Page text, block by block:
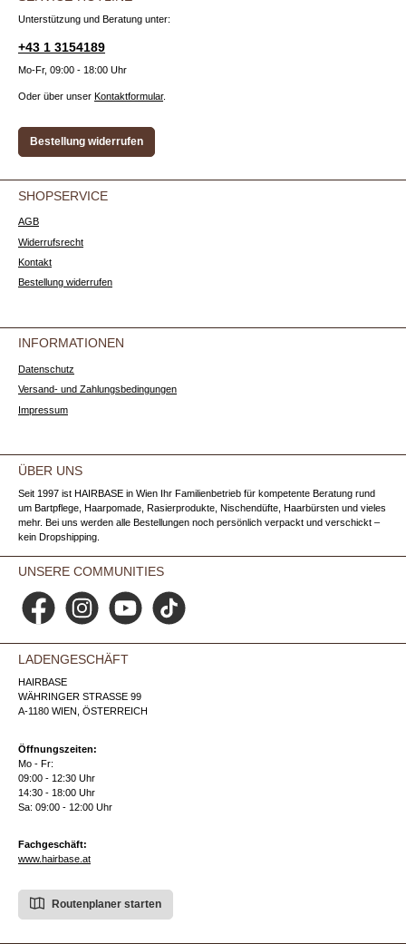
Unterstützung und Beratung unter:
+43 1 3154189
Mo-Fr, 09:00 - 18:00 Uhr
Oder über unser Kontaktformular.
Bestellung widerrufen
SHOPSERVICE
AGB
Widerrufsrecht
Kontakt
Bestellung widerrufen
INFORMATIONEN
Datenschutz
Versand- und Zahlungsbedingungen
Impressum
ÜBER UNS
Seit 1997 ist HAIRBASE in Wien Ihr Familienbetrieb für kompetente Beratung rund
um Bartpflege, Haarpomade, Rasierprodukte, Nischendüfte, Haarbürsten und vieles
mehr. Bei uns werden alle Bestellungen noch persönlich verpackt und verschickt –
kein Dropshipping.
UNSERE COMMUNITIES
Facebook Instagram YouTube TikTok
LADENGESCHÄFT
HAIRBASE
WÄHRINGER STRASSE 99
A-1180 WIEN, ÖSTERREICH
Öffnungszeiten:
Mo - Fr:
09:00 - 12:30 Uhr
14:30 - 18:00 Uhr
Sa: 09:00 - 12:00 Uhr
Fachgeschäft:
www.hairbase.at
Routenplaner starten